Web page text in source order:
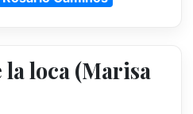
la loca (Marisa